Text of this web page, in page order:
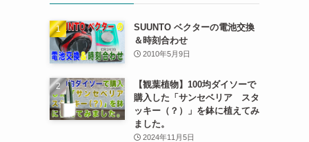
SUUNTO ベクターの電池交換
＆時刻合わせ
2010年5月9日
【観葉植物】100均ダイソーで
購入した「サンセベリア スタ
ッキー（？）」を鉢に植えてみ
ました。
2024年11月5日